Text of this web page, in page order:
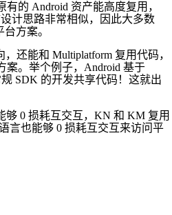
的 Android 资产能高度复用，
计思路非常相似，因此大多数
方案。
还能和 Multiplatform 复用代码，
案。举个例子，Android 基于
SDK 的开发共享代码！这就出
够 0 损耗互交互，KN 和 KM 复用
言也能够 0 损耗互交互来访问平